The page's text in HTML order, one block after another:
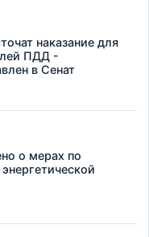
наказание для
ПДД -
в Сенат
о мерах по